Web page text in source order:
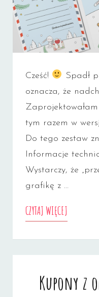
Cześć!
Spadł
oznacza, że
tym razem w
Do tego zestaw
Informacje
Wystarczy, że
grafikę z …
CZYTAJ WIĘCEJ
DRUKU
Kupony z